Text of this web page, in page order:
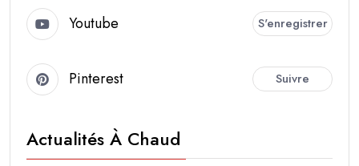
Youtube S'enregistrer
Pinterest Suivre
Actualités À Chaud